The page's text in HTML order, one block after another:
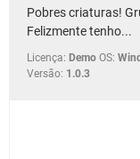
Pobres criaturas!
Felizmente tenho...
Licença: Demo OS:
Versão: 1.0.3